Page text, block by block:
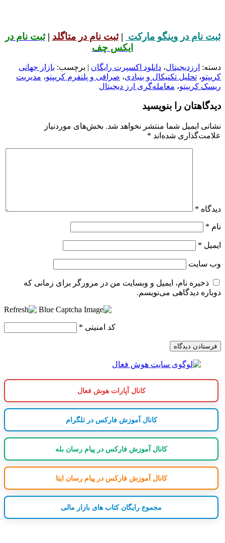
ثبت نام در وینگو مارکت |ثبت نام در متاگلد |ثبت نام در
ایکس چف
دسته: ارزدیجیتال، دانلود اکسپرت رایگان | برچسب: بازار جهانی
کریپتو، تحلیل تکنیکال و بنیادی، صرافی و پلتفرم کریپتو، مدیریت
ریسک کریپتو، معامله‌گری ارز دیجیتال
دیدگاهتان را بنویسید
نشانی ایمیل شما منتشر نخواهد شد. بخش‌های موردنیاز
علامت‌گذاری شده‌اند *
دیدگاه *
نام *
ایمیل *
وب‌ سایت
ذخیره نام، ایمیل و وبسایت من در مرورگر برای زمانی که
دوباره دیدگاهی می‌نویسم.
کد امنیتی *
کانال آپارات هوش فعال
کانال آموزش فارکس در تلگرام
کانال آموزش فارکس در پیام رسان بله
کانال آموزش فارکس در پیام رسان ایتا
مجموع رایگان کتاب های بازار مالی